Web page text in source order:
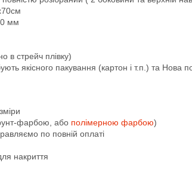
мм
в стрейч плівку)
якісного пакування (картон і т.п.) та Нова
фарбою, або полімерною фарбою)
по повній оплаті
накриття